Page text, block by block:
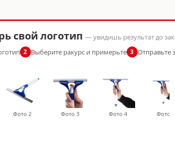
свой логотип — увидишь результат до
2 Выберите ракурс и примерьте 3 Отправьте
Фото 2 Фото 3 Фото 4 Фото 5